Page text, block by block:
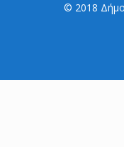
© 2018